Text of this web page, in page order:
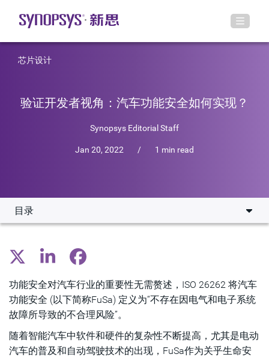
芯片设计
验证开发者视角：汽车功能安全如何实现？
Synopsys Editorial Staff
Jan 20, 2022 / 1 min read
目录
挑战2：检测和纠正随机故障
挑战3：高效执行故障注入
挑战4：如何避免在安全机制中注入新的bug
功能安全对汽车行业的重要性无需赘述，ISO 26262 将汽车
功能安全 (以下简称FuSa) 定义为“不存在因电气和电子系统
故障所导致的不合理风险”。
随着智能汽车中软件和硬件的复杂性不断提高，尤其是电动
汽车的普及和自动驾驶技术的出现，FuSa作为关乎生命安